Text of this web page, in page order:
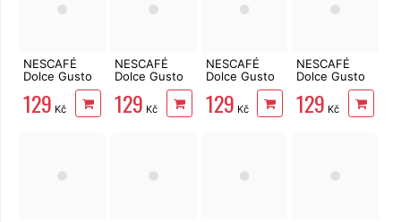
NESCAFÉ
Dolce Gusto
Flat White 16
ks
129 Kč
NESCAFÉ
Dolce Gusto
Caffé Lungo
Intenso 16 ks
129 Kč
NESCAFÉ
Dolce Gusto
Café au Lait
Intenso 16 ks
129 Kč
NESCAFÉ
Dolce Gusto
Cappuccino
Skinny &
Unsweetened
129 Kč